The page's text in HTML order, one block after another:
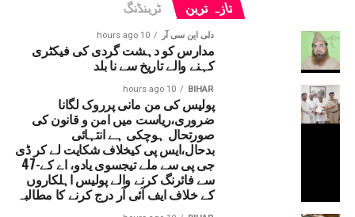
تازہ ترین ٹرینڈنگ
دلی این سی آر 10 hours ago
مدارس کو دہشت گردی کی فیکٹری
کہنے والے تاریخ سے نا بلد
BIHAR
10 hours ago
پولیس کی من مانی پرروک لگانا
ضروری،ریاست میں امن و قانون کی
صورتحال ہوچکی ہے انتہائی
بدحال،ایس پی کیخلاف شکایت لے کر ڈی
جی پی سے ملے تیجسوی یادو، اے کے-47
سے فائرنگ کرنے والے پولیس اہلکاروں
کے خلاف ایف آئی آر درج کرنے کا مطالبہ